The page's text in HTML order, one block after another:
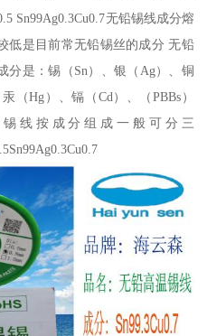
Sn99Ag0.3Cu0.7无铅锡线成分熔
低是目前常无铅锡丝的成分 无铅
分是：锡（Sn）、银（Ag）、铜
（Hg）、镉（Cd）、（PBBs）
线按成分组成一般可分三